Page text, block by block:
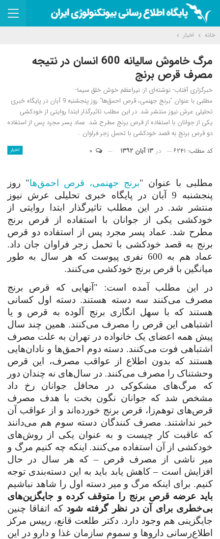
خانه اخبار
مرگ خاموش سالیانه 600 انسان در نتیجه
مصرف قرص برنج
خبرگزاری آفتاب- نوشته‌ای از: نیراعظم خوش خلق سیما-
مطلبی با عنوان “برنج جهنمی، قرص احمق‌ها” روز پنجشنبه 9 آبان در پایگاه خبری
تحلیلی عرش نیوز منتشر شد. در این مطلب تاثیرگذار ابتدا روایتی از خودکشی
یکی از جوانان با استفاده از قرص برنج مطرح شد. عماد پسر مجرد پس از استفاده
دو قرص برنج به قصد خودکشی با تحمل زجر فراوان …
اخبار کد مطلب: ۶۲۴۱ در ۱۳ آبان ۱۳۹۲
مطلبی با عنوان "برنج جهنمی، قرص احمق‌ها" روز
پنجشنبه 9 آبان در پایگاه خبری تحلیلی عرش نیوز
منتشر شد. در این مطلب تاثیرگذار ابتدا روایتی از
خودکشی یکی از جوانان با استفاده از قرص برنج
مطرح شد. عماد پسر مجرد پس از استفاده دو قرص
برنج به قصد خودکشی با تحمل زجر فراوان جان داد.
عماد هم به 600 نفری پیوست که هر سال به طور
میانگین با قرص برنج خودکشی می‌کنند.
در این مطلب آمده است: "آنهایی که قرص برنج
مصرف می‌کنند سه دسته هستند. دسته اول کسانی
هستند که با سهل انگاری برنج آلوده به قرص و یا
اشتباهی این قرص را مصرف می‌کنند. همین چند سال
پیش همه اعضای یک خانواده در تهران به علت مصرف
اشتباهی فوت می‌کنند. دسته دوم احمق‌ها و نادان‌هایی
هستند که بدون اطلاع از عواقب مصرف، این قرص
وحشتناک را مصرف می‌کنند. در سال‌های نه چندان دور
که مرگ‌های مشکوکی در محافل جوانان رخ داد
مشخص شد که جوانان نگون بخت با هدف مصرف
قرص‌های توهم‌زا، قرص برنج خورده‌اند و از عواقب آن
خبر نداشتند. مصرف کنندگان دسته سوم هم می‌دانند
که عاقبت کار چیست و به عنوان یکی از روش‌های
خودکشی از آن استفاده می‌کنند. اینکه چه کنیم مرگ و
میر ناشی از مصرف قرص – که هر سال در حال
افزایش است – کاهش یابد باید به این دسته‌بندی توجه
کنیم. برای اینکه مرگ و میر دسته اول را شاهد نباشیم
باید عرضه قرص برنج را متوقف کرده و جایگزین‌های
بی‌خطری برای آن در نظر گرفته شود که اتفاقا چنین
جایگزینی هم وجود دارد. دکتر طلعت قانع، رییس مرکز
اطلاع‌رسانی داروها و سموم سازمان غذا و دارو در این